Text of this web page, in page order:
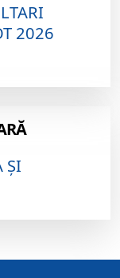
2026
ȘI